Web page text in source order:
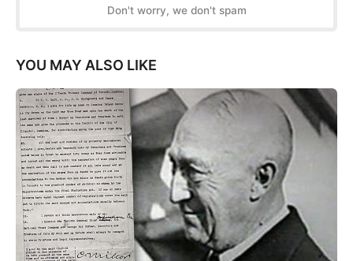
Don't worry, we don't spam
YOU MAY ALSO LIKE